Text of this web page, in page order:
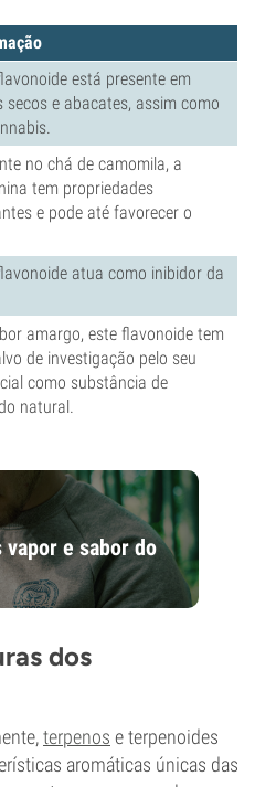
está presente em
secos e abacates, assim como
no chá de camomila, a
tem propriedades
e pode até favorecer o
atua como inibidor da
amargo, este flavonoide tem
de investigação pelo seu
como substância de
natural.
e sabor do
dos
terpenos e terpenoides
aromáticas únicas das